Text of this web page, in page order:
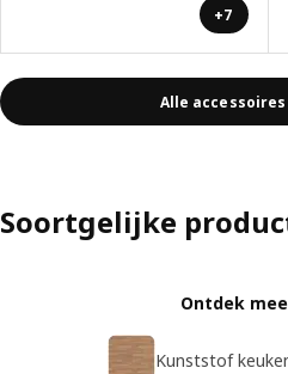
+7
Alle
Soortgelijke
Ontdek
Kunststof